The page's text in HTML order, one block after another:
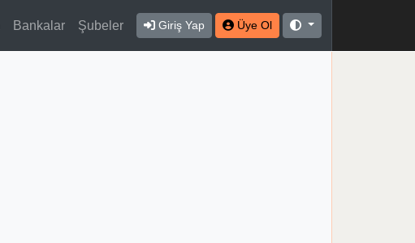
Bankalar Şubeler Giriş Yap Üye Ol